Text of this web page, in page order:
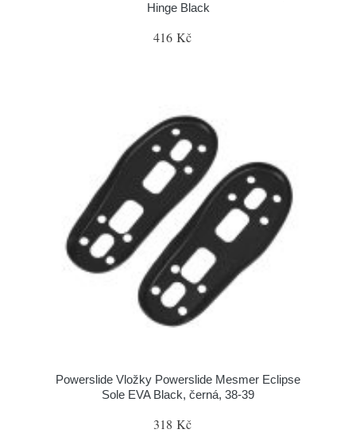
Hinge Black
416 Kč
Powerslide Vložky Powerslide Mesmer Eclipse
Sole EVA Black, černá, 38-39
318 Kč